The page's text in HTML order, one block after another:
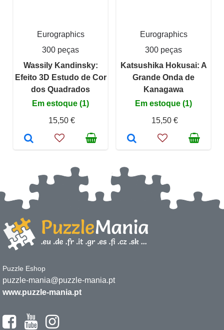
Eurographics
300 peças
Wassily Kandinsky:
Efeito 3D Estudo de Cor
dos Quadrados
Em estoque (1)
15,50 €
Eurographics
300 peças
Katsushika Hokusai: A
Grande Onda de
Kanagawa
Em estoque (1)
15,50 €
Puzzle Eshop
puzzle-mania@puzzle-mania.pt
www.puzzle-mania.pt